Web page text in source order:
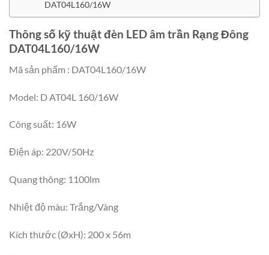
DAT04L160/16W
Thông số kỹ thuật đèn LED âm trần Rạng Đông
DAT04L160/16W
Mã sản phẩm : DAT04L160/16W
Model: D AT04L 160/16W
Công suất: 16W
Điện áp: 220V/50Hz
Quang thông: 1100lm
Nhiệt độ màu: Trắng/Vàng
Kích thước (ØxH): 200 x 56m